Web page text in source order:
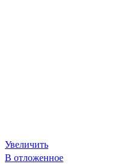
Увеличить
В отложенное